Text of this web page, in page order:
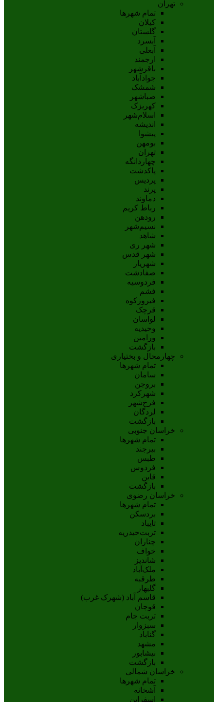
تهران
تمام شهر‌ها
کیلان
گلستان
آبسرد
آبعلی
ارجمند
باقرشهر
جوادآباد
شمشک
صباشهر
کهریزک
اسلام‌شهر
اندیشه
پيشوا
بومهن
تهران
چهاردانگه
پاکدشت
پردیس
پرند
دماوند
رباط کریم
رودهن
نسيم‌شهر
شاهد
شهر ری
شهر قدس
شهریار
صفادشت
فردوسیه
فشم
فیروزکوه
قرچک
لواسان
وحیدیه
ورامین
بازگشت
چهارمحال و بختیاری
تمام شهر‌ها
سامان
بروجن
شهرکرد
فرخ‌شهر
لردگان
بازگشت
خراسان جنوبی
تمام شهر‌ها
بيرجند
طبس
فردوس
قاين
بازگشت
خراسان رضوی
تمام شهر‌ها
بردسکن
تایباد
تربت‌حیدریه
چناران
خواف
شاندیز
ملک‌آباد
طرقبه
گلبهار
قاسم آباد (شهرک غرب)
قوچان
تربت جام
سبزوار
گناباد
مشهد
نيشابور
بازگشت
خراسان شمالی
تمام شهر‌ها
آشخانه
اسفراين